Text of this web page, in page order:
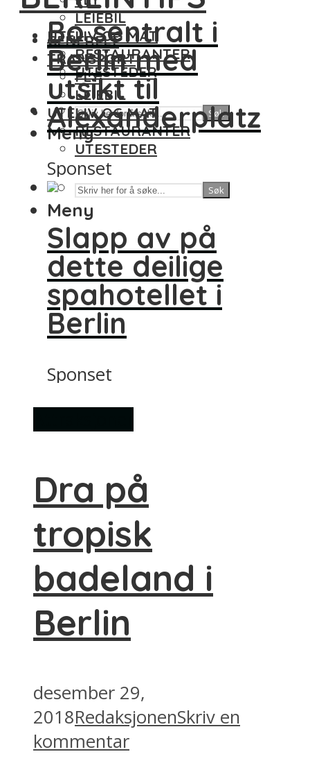
LEIEBIL
UTELIV OG MAT
RESTAURANTER
UTESTEDER
Søk
Meny
GENERELT
TRANSPORT
FLY
LEIEBIL
UTELIV OG MAT
RESTAURANTER
UTESTEDER
Søk
Meny
Bo sentralt i
Berlin med
utsikt til
Alexanderplatz
Sponset
Slapp av på
dette deilige
spahotellet i
Berlin
Sponset
Dra på
tropisk
badeland i
Berlin
desember 29,
2018RedaksjonenSkriv en
kommentar